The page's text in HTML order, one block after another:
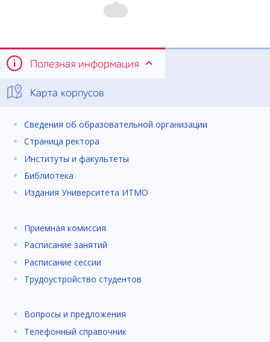
Полезная информация
Карта корпусов
Сведения об образовательной организации
Страница ректора
Институты и факультеты
Библиотека
Издания Университета ИТМО
Приемная комиссия
Расписание занятий
Расписание сессии
Трудоустройство студентов
Вопросы и предложения
Телефонный справочник